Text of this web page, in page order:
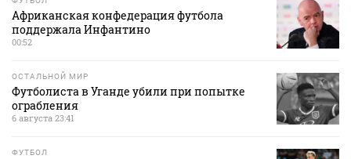
Африканская конфедерация футбола
поддержала Инфантино
00:52
ОСТАЛЬНОЙ МИР
Футболиста в Уганде убили при попытке
ограбления
6 августа 23:41
ФУТБОЛ